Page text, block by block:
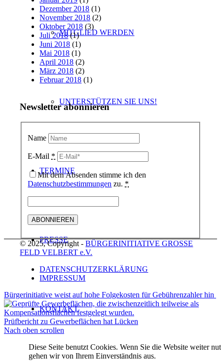
MITGLIED WERDEN
UNTERSTÜTZEN SIE UNS!
TERMINE
PRESSE
KONTAKT
Dezember 2018 (1)
November 2018 (2)
Oktober 2018 (3)
Juli 2018(1)
Juni 2018 (1)
Mai 2018 (1)
April 2018 (2)
März 2018 (2)
Februar 2018 (1)
Newsletter abonnieren
Name
E-Mail *
Mit dem Absenden stimme ich den
Datenschutzbestimmungen zu. *
© 2025, Copyright -BÜRGERINITIATIVE GROSSE
FELD VELBERT e.V.
DATENSCHUTZERKLÄRUNG
IMPRESSUM
Bürgerinitiative weist auf hohe Folgekosten für Gebührenzahler hin
Prüfbericht zu Gewerbeflächen hat Lücken
Nach oben scrollen
Diese Seite benutzt Cookies. Wenn Sie die Website weiter
gehen wir von Ihrem Einverständnis aus.